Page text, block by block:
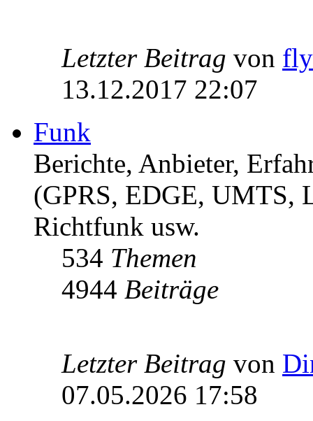
Letzter Beitrag von
13.12.2017 22:07
Funk
Berichte, Anbieter,
(GPRS, EDGE,
Richtfunk usw.
534 Themen
4944 Beiträge
Letzter Beitrag von
07.05.2026 17:58